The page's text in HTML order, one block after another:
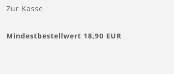
Zur Kasse
Mindestbestellwert 18,90 EUR